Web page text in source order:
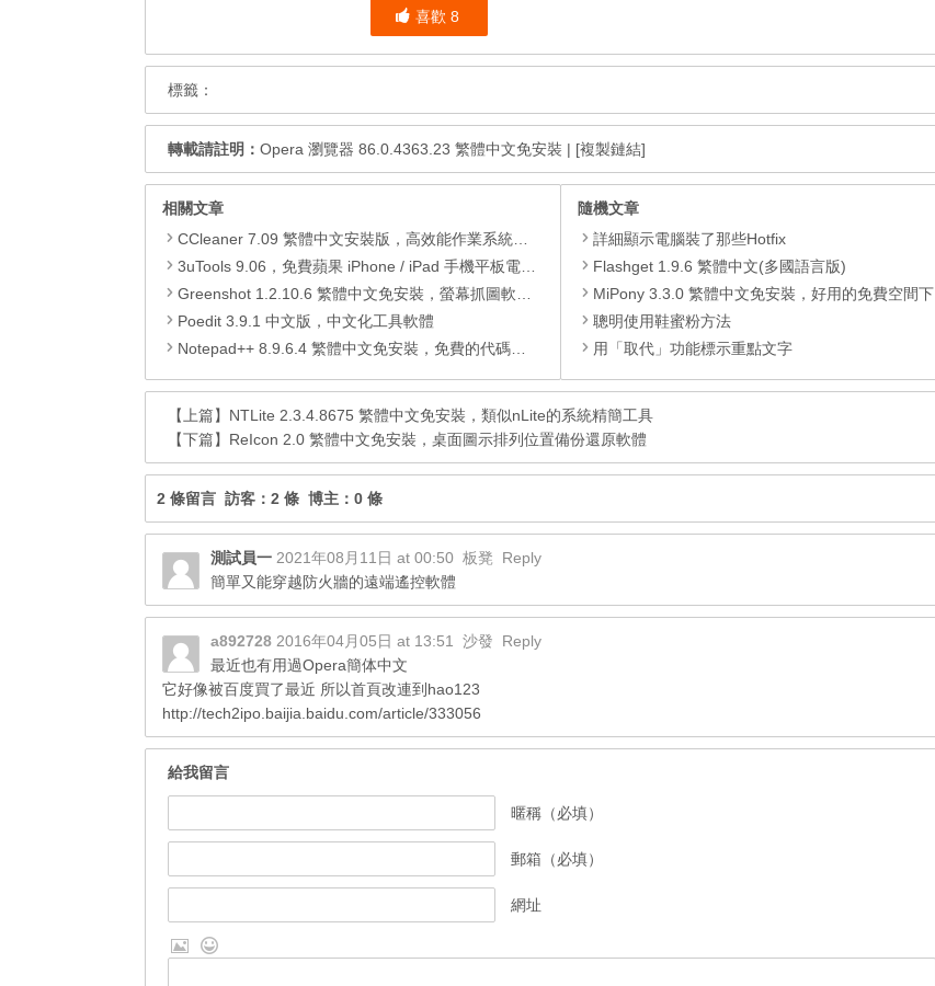
喜歡 8
標籤：
轉載請註明： Opera 瀏覽器 86.0.4363.23 繁體中文免安裝 | [複製鏈結]
相關文章
CCleaner 7.09 繁體中文安裝版，高效能作業系統清理軟體
3uTools 9.06，免費蘋果 iPhone / iPad 手機平板電腦管理備份還原軟體
Greenshot 1.2.10.6 繁體中文免安裝，螢幕抓圖軟體，1.3.315 安裝版
Poedit 3.9.1 中文版，中文化工具軟體
Notepad++ 8.9.6.4 繁體中文免安裝，免費的代碼編輯器
隨機文章
詳細顯示電腦裝了那些Hotfix
Flashget 1.9.6 繁體中文(多國語言版)
MiPony 3.3.0 繁體中文免安裝，好用的免費空間下載器
聰明使用鞋蜜粉方法
用「取代」功能標示重點文字
【上篇】 NTLite 2.3.4.8675 繁體中文免安裝，類似nLite的系統精簡工具
【下篇】 ReIcon 2.0 繁體中文免安裝，桌面圖示排列位置備份還原軟體
2 條留言 訪客：2 條 博主：0 條
測試員一 2021年08月11日 at 00:50 板凳
Reply
簡單又能穿越防火牆的遠端遙控軟體
a892728 2016年04月05日 at 13:51 沙發
Reply
最近也有用過Opera簡体中文
它好像被百度買了最近 所以首頁改連到hao123
http://tech2ipo.baijia.baidu.com/article/333056
給我留言
暱稱（必填）
郵箱（必填）
網址